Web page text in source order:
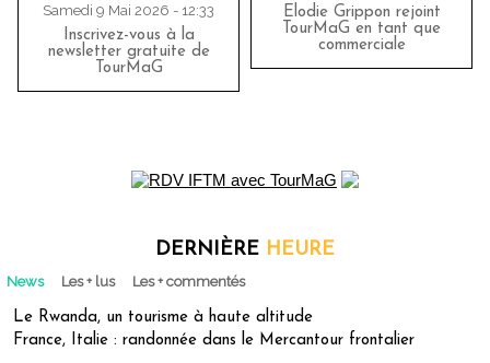
Samedi 9 Mai 2026 - 12:33
Inscrivez-vous à la
newsletter gratuite de
TourMaG
Elodie Grippon rejoint
TourMaG en tant que
commerciale
DERNIÈRE HEURE
News Les + lus Les + commentés
Le Rwanda, un tourisme à haute altitude
France, Italie : randonnée dans le Mercantour frontalier